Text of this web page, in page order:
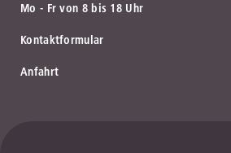
Mo - Fr von 8 bis 18 Uhr
Kontaktformular
Anfahrt